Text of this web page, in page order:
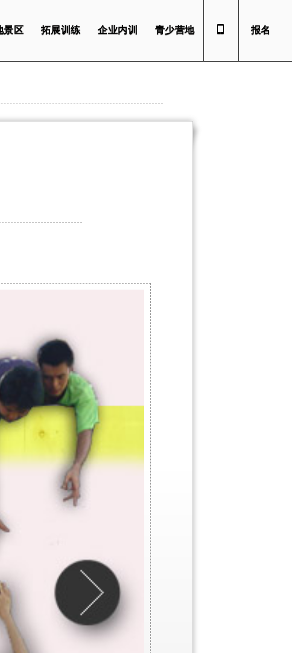
景区 拓展训练 企业内训 青少营地 报名